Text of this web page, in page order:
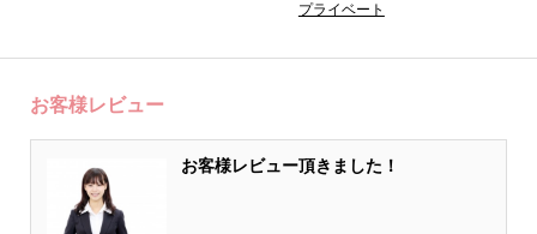
プライベート
お客様レビュー
お客様レビュー頂きました！